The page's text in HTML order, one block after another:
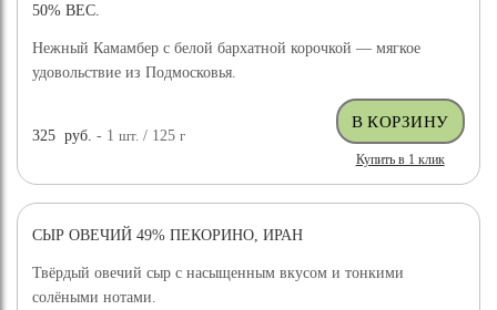
50% ВЕС.
Нежный Камамбер с белой бархатной корочкой — мягкое
удовольствие из Подмосковья.
325 руб. - 1шт. / 125г
Купить в 1 клик
ХИТ ПРОДАЖ
СЫР ОВЕЧИЙ 49% ПЕКОРИНО, ИРАН
Твёрдый овечий сыр с насыщенным вкусом и тонкими
солёными нотами.